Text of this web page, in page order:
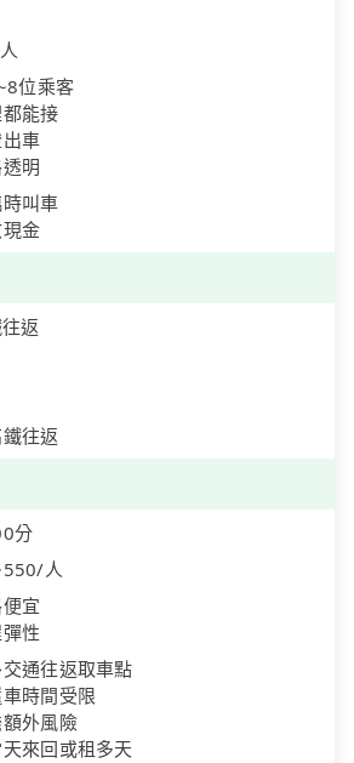
位乘客
能接
車
明
叫車
金
返
往返
分
人
宜
性
通往返取車點
時間受限
外風險
來回或租多天